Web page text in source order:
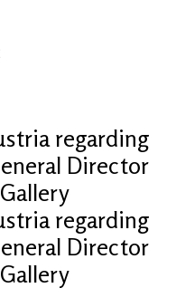
regarding
Director
regarding
Director